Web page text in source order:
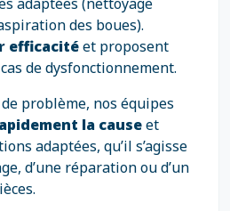
des boues).
efficacitéet proposent
de dysfonctionnement.
problème, nos équipes
la causeet
adaptées, qu’il s’agisse
d’une réparation ou d’un